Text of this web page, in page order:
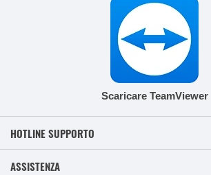
Scaricare TeamViewer
HOTLINE SUPPORTO
ASSISTENZA